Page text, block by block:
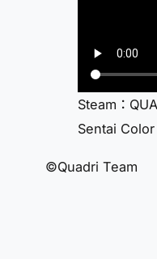
Steam：
Sentai
©Quadri Team